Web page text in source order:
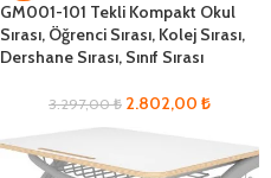
GM001-101 Tekli Kompakt Okul
Sırası, Öğrenci Sırası, Kolej Sırası,
Dershane Sırası, Sınıf Sırası
3.297,00₺ 2.802,00 ₺